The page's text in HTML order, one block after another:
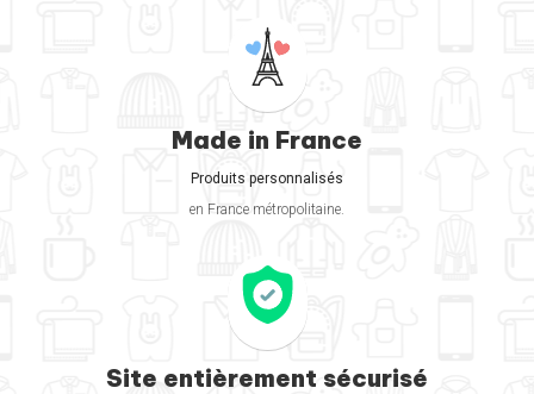
Made in France
Produits personnalisés
en France métropolitaine.
Site entièrement sécurisé